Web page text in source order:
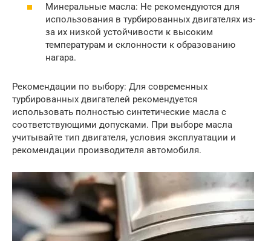
Минеральные масла: Не рекомендуются для
использования в турбированных двигателях из-
за их низкой устойчивости к высоким
температурам и склонности к образованию
нагара.
Рекомендации по выбору: Для современных
турбированных двигателей рекомендуется
использовать полностью синтетические масла с
соответствующими допусками. При выборе масла
учитывайте тип двигателя, условия эксплуатации и
рекомендации производителя автомобиля.